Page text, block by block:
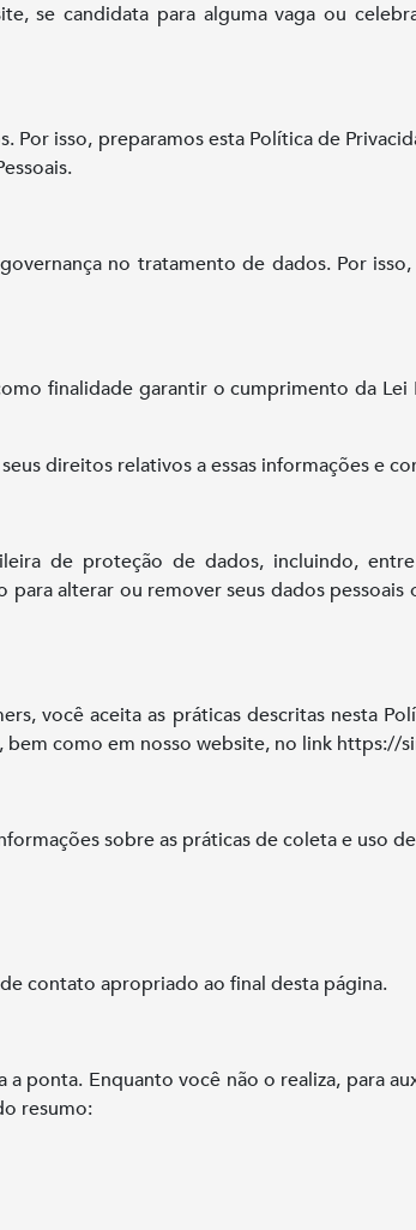
se candidata para alguma vaga ou
Por isso, preparamos esta Política de
no tratamento de dados. Por
finalidade garantir o cumprimento da
direitos relativos a essas informações e
de proteção de dados, incluindo,
alterar ou remover seus dados
você aceita as práticas descritas nesta
como em nosso website, no link https://
sobre as práticas de coleta e uso
contato apropriado ao final desta página.
ponta. Enquanto você não o realiza, para
resumo: